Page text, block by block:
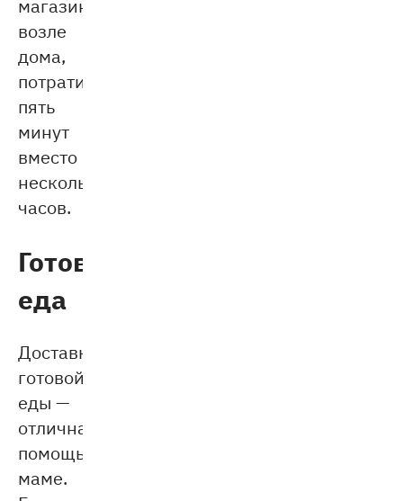
возле
дома,
потратив
пять
минут
вместо
нескольких
часов.
Готовая
еда
Доставка
готовой
еды —
отличная
помощь
маме.